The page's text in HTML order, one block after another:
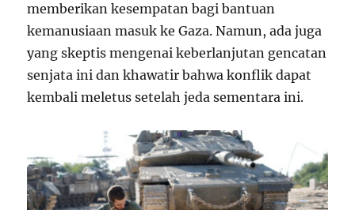
memberikan kesempatan bagi bantuan
kemanusiaan masuk ke Gaza. Namun, ada juga
yang skeptis mengenai keberlanjutan gencatan
senjata ini dan khawatir bahwa konflik dapat
kembali meletus setelah jeda sementara ini.